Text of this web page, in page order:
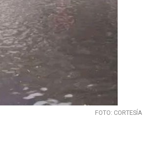
FOTO: CORTESÍA